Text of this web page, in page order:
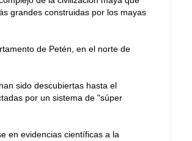
grandes construidas por los mayas
de Petén, en el norte de
sido descubiertas hasta el
por un sistema de "súper
en evidencias científicas a la